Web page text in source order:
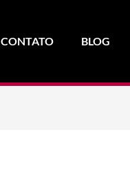
CONTATO BLOG